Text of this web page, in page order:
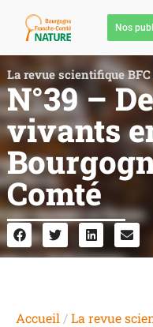
Nos
La revue scientifique BFC
N°39 –
vivants
Comté
Accueil /La revue